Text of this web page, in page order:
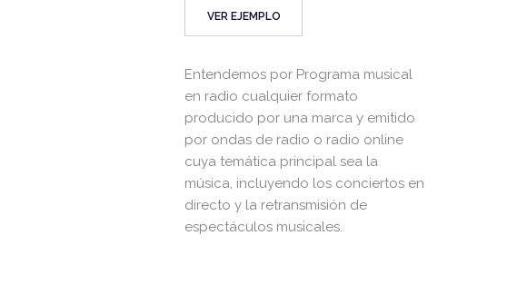
VER EJEMPLO
Entendemos por Programa musical
en radio cualquier formato
producido por una marca y emitido
por ondas de radio o radio online
cuya temática principal sea la
música, incluyendo los conciertos en
directo y la retransmisión de
espectáculos musicales.